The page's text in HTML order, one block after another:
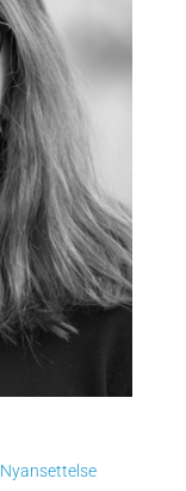
Nyansettelse